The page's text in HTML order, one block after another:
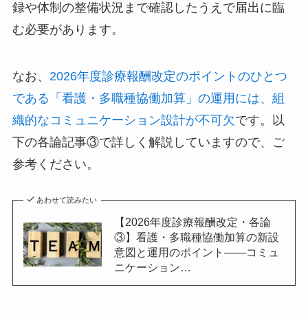
録や体制の整備状況まで確認したうえで届出に臨
む必要があります。
なお、 2026年度診療報酬改定のポイントのひとつ
である「看護・多職種協働加算」の運用には、組
織的なコミュニケーション設計が不可欠です。以
下の各論記事③で詳しく解説していますので、ご
参考ください。
あわせて読みたい
【2026年度診療報酬改定・各論
③】看護・多職種協働加算の新設
意図と運用のポイント——コミュ
ニケーション…